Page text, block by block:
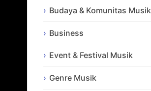
Budaya & Komunitas Musik
Business
Event & Festival Musik
Genre Musik